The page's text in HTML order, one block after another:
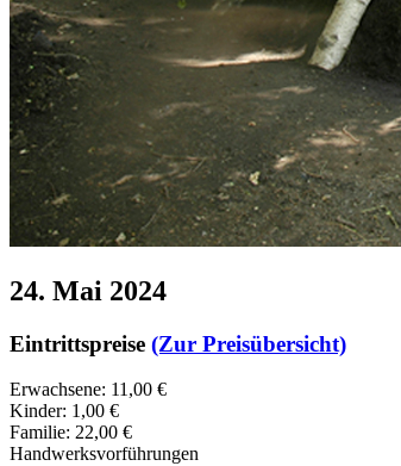
24. Mai 2024
Eintrittspreise (Zur Preisübersicht)
Erwachsene: 11,00 €
Kinder: 1,00 €
Familie: 22,00 €
Handwerksvorführungen